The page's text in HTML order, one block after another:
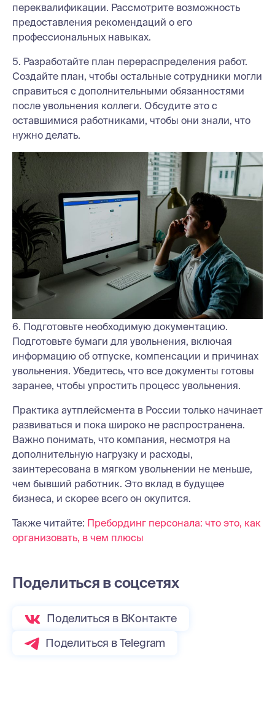
переквалификации. Рассмотрите возможность
предоставления рекомендаций о его
профессиональных навыках.
5. Разработайте план перераспределения работ.
Создайте план, чтобы остальные сотрудники могли
справиться с дополнительными обязанностями
после увольнения коллеги. Обсудите это с
оставшимися работниками, чтобы они знали, что
нужно делать.
6. Подготовьте необходимую документацию.
Подготовьте бумаги для увольнения, включая
информацию об отпуске, компенсации и причинах
увольнения. Убедитесь, что все документы готовы
заранее, чтобы упростить процесс увольнения.
Практика аутплейсмента в России только начинает
развиваться и пока широко не распространена.
Важно понимать, что компания, несмотря на
дополнительную нагрузку и расходы,
заинтересована в мягком увольнении не меньше,
чем бывший работник. Это вклад в будущее
бизнеса, и скорее всего он окупится.
Также читайте: Пребординг персонала: что это, как
организовать, в чем плюсы
Поделиться в соцсетях
Поделиться в ВКонтакте
Поделиться в Telegram